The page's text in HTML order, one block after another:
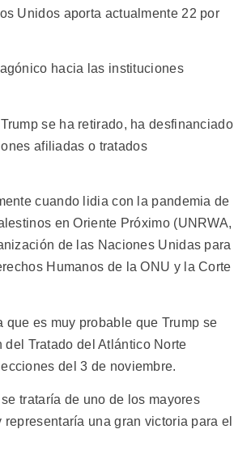
Unidos aporta actualmente 22 por
hacia las instituciones
se ha retirado, ha desfinanciado
afiliadas o tratados
cuando lidia con la pandemia de
en Oriente Próximo (UNRWA,
de las Naciones Unidas para
Humanos de la ONU y la Corte
es muy probable que Trump se
Tratado del Atlántico Norte
del 3 de noviembre.
trataría de uno de los mayores
una gran victoria para el